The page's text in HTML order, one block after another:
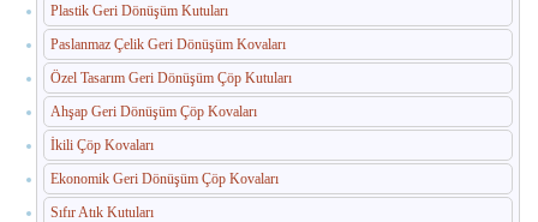
Plastik Geri Dönüşüm Kutuları
Paslanmaz Çelik Geri Dönüşüm Kovaları
Özel Tasarım Geri Dönüşüm Çöp Kutuları
Ahşap Geri Dönüşüm Çöp Kovaları
İkili Çöp Kovaları
Ekonomik Geri Dönüşüm Çöp Kovaları
Sıfır Atık Kutuları